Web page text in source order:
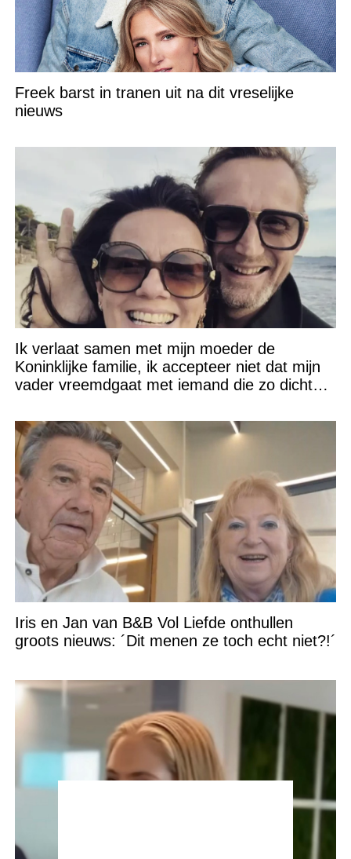
Freek barst in tranen uit na dit vreselijke
nieuws
Ik verlaat samen met mijn moeder de
Koninklijke familie, ik accepteer niet dat mijn
vader vreemdgaat met iemand die zo dichtbij
Iris en Jan van B&B Vol Liefde onthullen
groots nieuws: ´Dit menen ze toch echt niet?!´